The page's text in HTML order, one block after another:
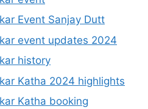
Event Sanjay Dutt
event updates 2024
history
Katha 2024 highlights
Katha booking